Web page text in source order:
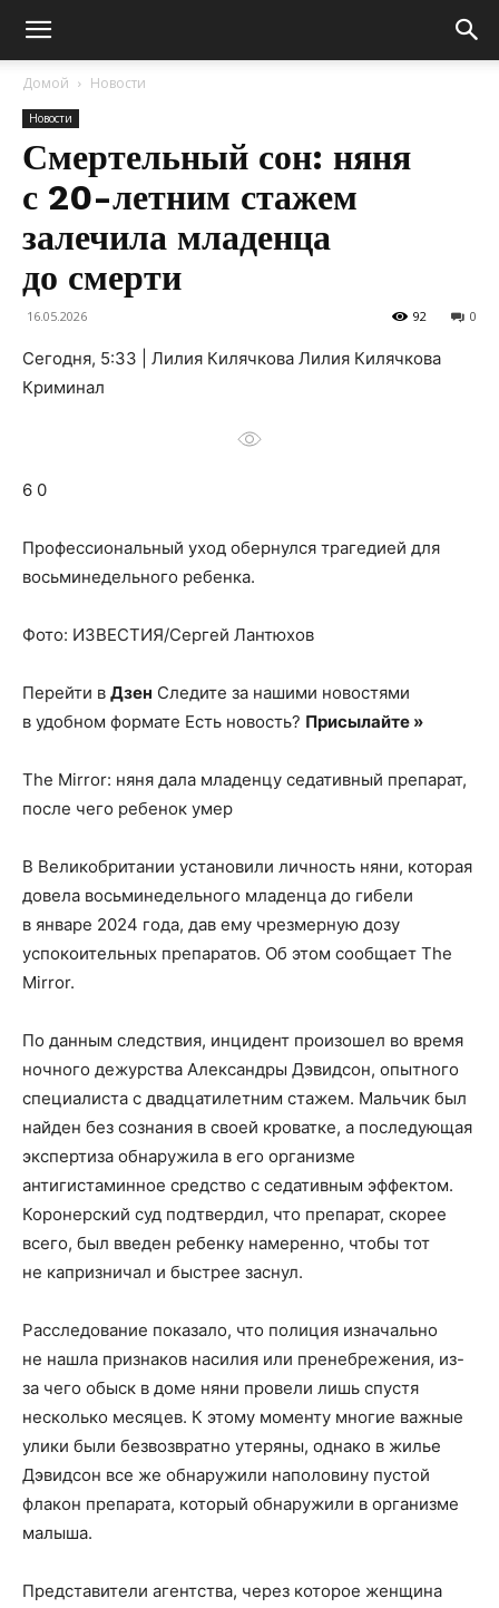
Домой Новости
Новости
Смертельный сон: няня
с 20-летним стажем
залечила младенца
до смерти
16.05.2026 0
92
Сегодня, 5:33 | Лилия Килячкова Лилия Килячкова
Криминал
6 0
Профессиональный уход обернулся трагедией для
восьминедельного ребенка.
Фото: ИЗВЕСТИЯ/Сергей Лантюхов
Перейти в Дзен Следите за нашими новостями
в удобном формате Есть новость? Присылайте »
The Mirror: няня дала младенцу седативный препарат,
после чего ребенок умер
В Великобритании установили личность няни, которая
довела восьминедельного младенца до гибели
в январе 2024 года, дав ему чрезмерную дозу
успокоительных препаратов. Об этом сообщает The
Mirror.
По данным следствия, инцидент произошел во время
ночного дежурства Александры Дэвидсон, опытного
специалиста с двадцатилетним стажем. Мальчик был
найден без сознания в своей кроватке, а последующая
экспертиза обнаружила в его организме
антигистаминное средство с седативным эффектом.
Коронерский суд подтвердил, что препарат, скорее
всего, был введен ребенку намеренно, чтобы тот
не капризничал и быстрее заснул.
Расследование показало, что полиция изначально
не нашла признаков насилия или пренебрежения, из-
за чего обыск в доме няни провели лишь спустя
несколько месяцев. К этому моменту многие важные
улики были безвозвратно утеряны, однако в жилье
Дэвидсон все же обнаружили наполовину пустой
флакон препарата, который обнаружили в организме
малыша.
Представители агентства, через которое женщина